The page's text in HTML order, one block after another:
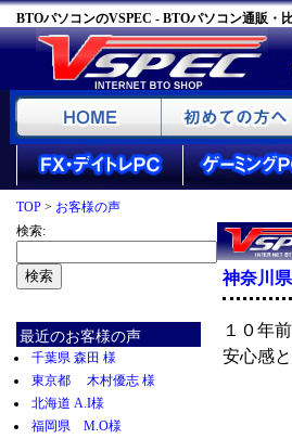
BTOパソコンのVSPEC - BTOパソコン通販・
TOP > お客様の声
検索:
最近のお客様の声
千葉県 森田 様
東京都 木村優志 様
北海道 A.I様
福岡県 M.O様
神奈川
１０年
安心感